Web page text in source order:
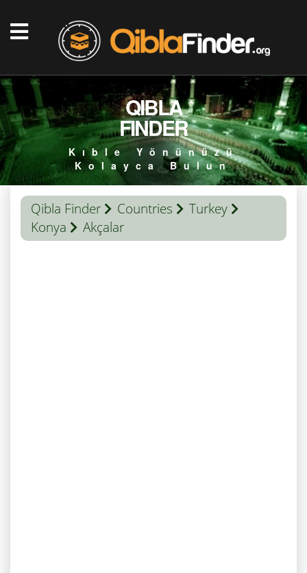
QIBLA
FINDER
Kıble Yönünüzü
Kolayca Bulun
Qibla Finder Countries
Turkey
Konya
Akçalar